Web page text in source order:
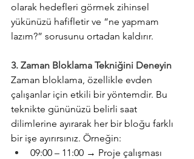
olarak hedefleri görmek zihinsel
yükünüzü hafifletir ve “ne yapmam
lazım?” sorusunu ortadan kaldırır.
3. Zaman Bloklama Tekniğini Deneyin
Zaman bloklama, özellikle evden
çalışanlar için etkili bir yöntemdir. Bu
teknikte gününüzü belirli saat
dilimlerine ayırarak her bir bloğu farklı
bir işe ayırırsınız. Örneğin:
09:00 – 11:00 → Proje çalışması